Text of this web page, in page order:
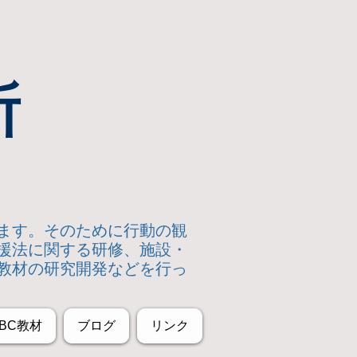
す。そのために行動の観
法に関する研修、施設・
材の研究開発などを行っ
教材 ブログ リンク